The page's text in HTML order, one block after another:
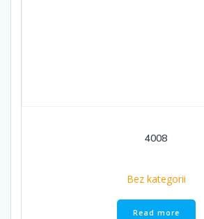
4008
Bez kategorii
Read more